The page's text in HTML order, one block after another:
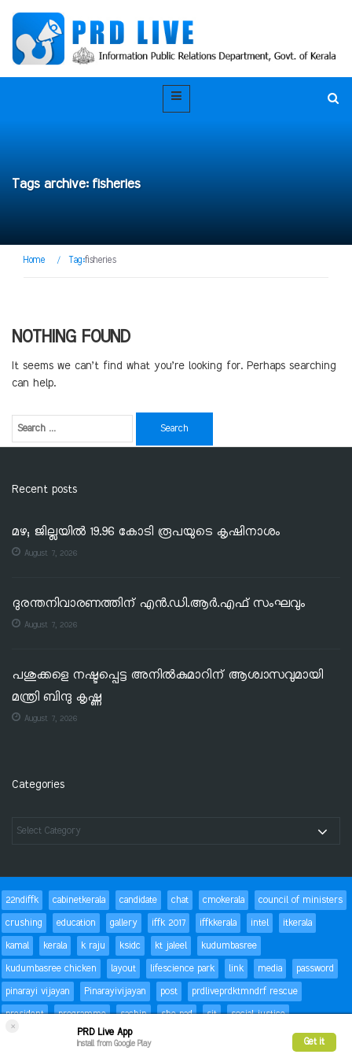
×
PRD Live App
Install from Google Play Get it
Tags archive: fisheries
Home / Tag:fisheries
NOTHING FOUND
It seems we can’t find what you’re looking for. Perhaps searching
can help.
Recent posts
മഴ; ജില്ലയില്‍ 19.96 കോടി രൂപയുടെ കൃഷിനാശം
August 7, 2026
ദുരന്തനിവാരണത്തിന് എൻ.ഡി.ആർ.എഫ് സംഘവും
August 7, 2026
പശുക്കളെ നഷ്ടപ്പെട്ട അനിൽകുമാറിന് ആശ്വാസവുമായി
മന്ത്രി ബിന്ദു കൃഷ്ണ
August 7, 2026
Categories
22ndiffk cabinetkerala candidate chat cmokerala
council of ministers
crushing
education gallery iffk 2017 iffkkerala intel
itkerala
kamal
kerala k raju ksidc kt jaleel
kudumbasree
kudumbasree chicken
layout lifescience park link media
password
pinarayi vijayan
Pinarayivijayan post
prdliveprdktmndrf rescue
president
programme sachin she pad sit
social justice
status Success
trackbacks